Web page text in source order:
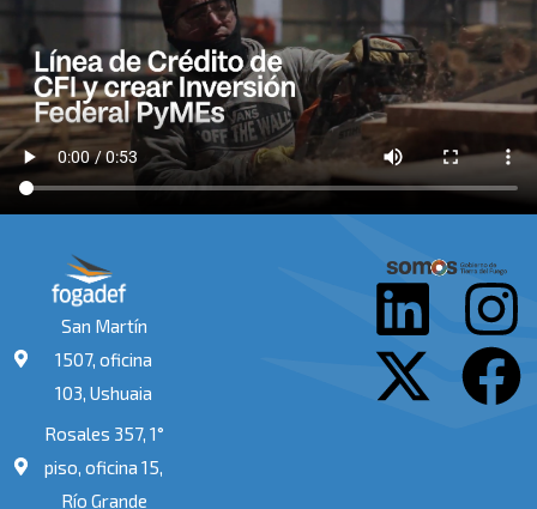
San Martín
1507, oficina
103, Ushuaia
Rosales 357, 1°
piso, oficina 15,
Río Grande
L
i
I
n
s
X
-
F
a
c